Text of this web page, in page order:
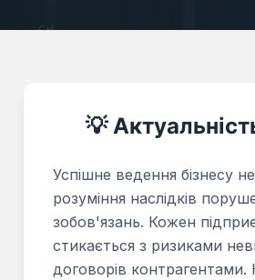
💡
Успішне ведення бізнесу
розуміння наслідків
зобов'язань. Кожен
стикається з ризиками
договорів контрагентами.